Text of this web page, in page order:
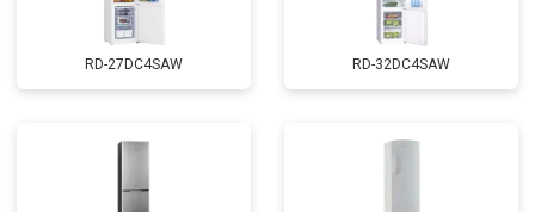
RD-27DC4SAW RD-32DC4SAW